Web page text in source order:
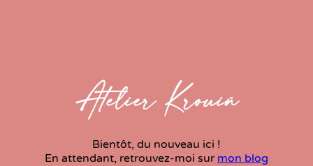
Atelier Krouiñ
Bientôt, du nouveau ici !
En attendant, retrouvez-moi sur mon blog